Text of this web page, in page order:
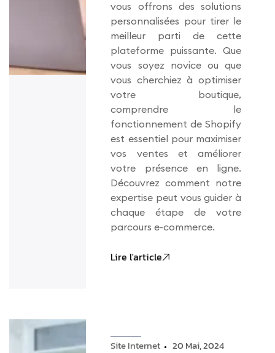
vous offrons des solutions
personnalisées pour tirer le
meilleur parti de cette
plateforme puissante. Que
vous soyez novice ou que
vous cherchiez à optimiser
votre boutique,
comprendre le
fonctionnement de Shopify
est essentiel pour maximiser
vos ventes et améliorer
votre présence en ligne.
Découvrez comment notre
expertise peut vous guider à
chaque étape de votre
parcours e-commerce.
Lire l'article
Site Internet 20 Mai, 2024